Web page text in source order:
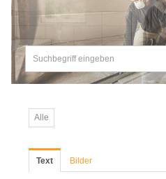
Pressemitteilungen
Downloads
Marktbilder
Alle
Text Bilder